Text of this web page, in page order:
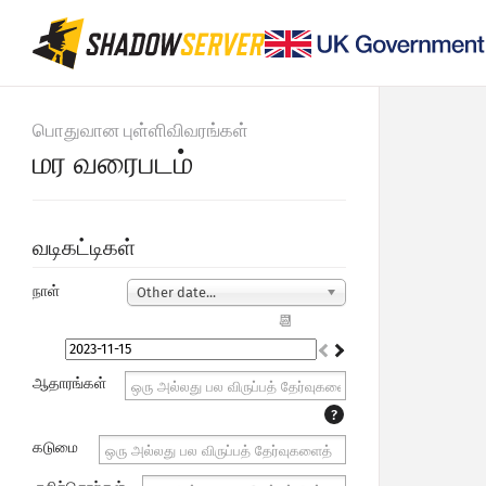
பொதுவான புள்ளிவிவரங்கள்
மர வரைபடம்
வடிகட்டிகள்
நாள் Other date...
📆
ஆதாரங்கள்
?
கடுமை